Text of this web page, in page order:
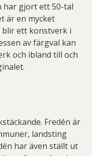
har gjort ett 50-tal
är en mycket
blir ett konstverk i
av färgval kan
och ibland till och
Fredén är
landsting
har även ställt ut